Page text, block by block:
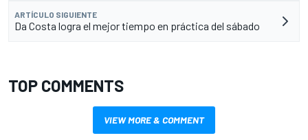
ARTÍCULO SIGUIENTE
Da Costa logra el mejor tiempo en práctica del sábado
TOP COMMENTS
VIEW MORE & COMMENT